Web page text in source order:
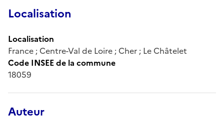
Localisation
Localisation
France ; Centre-Val de Loire ; Cher ; Le Châtelet
Code INSEE de la commune
18059
Auteur